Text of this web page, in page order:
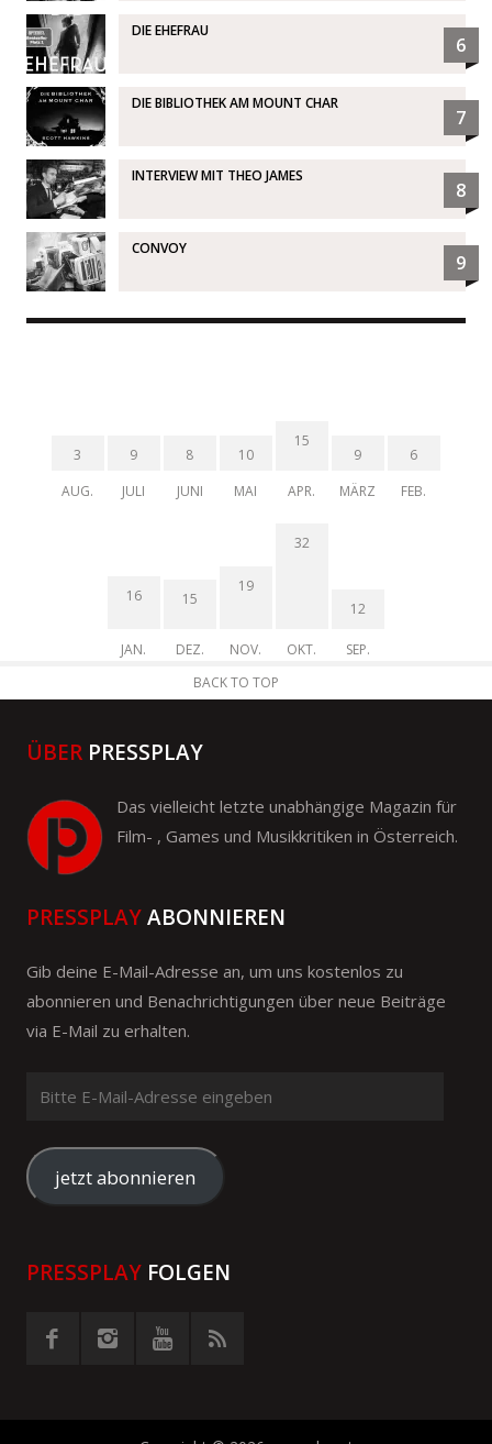
DIE EHEFRAU
6
DIE BIBLIOTHEK AM MOUNT CHAR
7
INTERVIEW MIT THEO JAMES
8
CONVOY
9
3
AUG.
9
JULI
8
JUNI
10
MAI
15
APR.
9
MÄRZ
6
FEB.
16
JAN.
15
DEZ.
19
NOV.
32
OKT.
12
SEP.
BACK TO TOP
ÜBER PRESSPLAY
Das vielleicht letzte unabhängige Magazin für
Film- , Games und Musikkritiken in Österreich.
PRESSPLAYABONNIEREN
Gib deine E-Mail-Adresse an, um uns kostenlos zu
abonnieren und Benachrichtigungen über neue Beiträge
via E-Mail zu erhalten.
Mail-
Adresse
eingeben
jetzt abonnieren
PRESSPLAY FOLGEN